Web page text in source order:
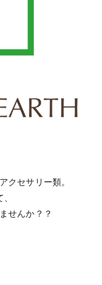
クセサリー類。
せんか？？